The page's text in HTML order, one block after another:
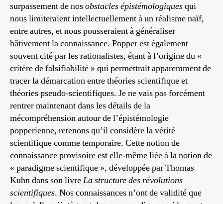
surpassement de nosobstacles épistémologiquesqui
nous limiteraient intellectuellement à un réalisme naïf,
entre autres, et nous pousseraient à généraliser
hâtivement la connaissance. Popper est également
souvent cité par les rationalistes, étant à l’origine du «
critère de falsifiabilité » qui permettrait apparemment de
tracer la démarcation entre théories scientifique et
théories pseudo-scientifiques. Je ne vais pas forcément
rentrer maintenant dans les détails de la
mécompréhension autour de l’épistémologie
popperienne, retenons qu’il considère la vérité
scientifique comme temporaire. Cette notion de
connaissance provisoire est elle-même liée à la notion de
« paradigme scientifique », développée par Thomas
Kuhn dans son livreLa structure des révolutions
scientifiques. Nos connaissances n’ont de validité que